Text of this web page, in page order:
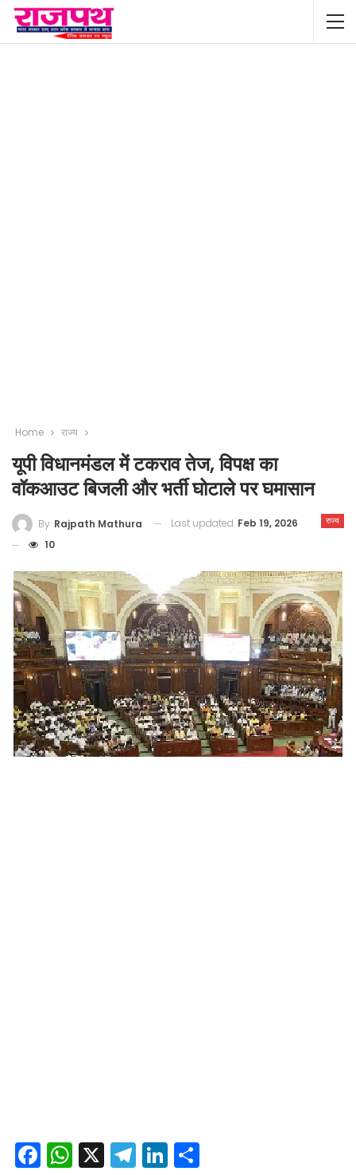
Home राज्य
यूपी विधानमंडल में टकराव तेज, विपक्ष का
वॉकआउट बिजली और भर्ती घोटाले पर घमासान
राज्य
By Rajpath Mathura Last updated Feb 19, 2026
10
Facebook
WhatsApp
X Telegram
LinkedIn